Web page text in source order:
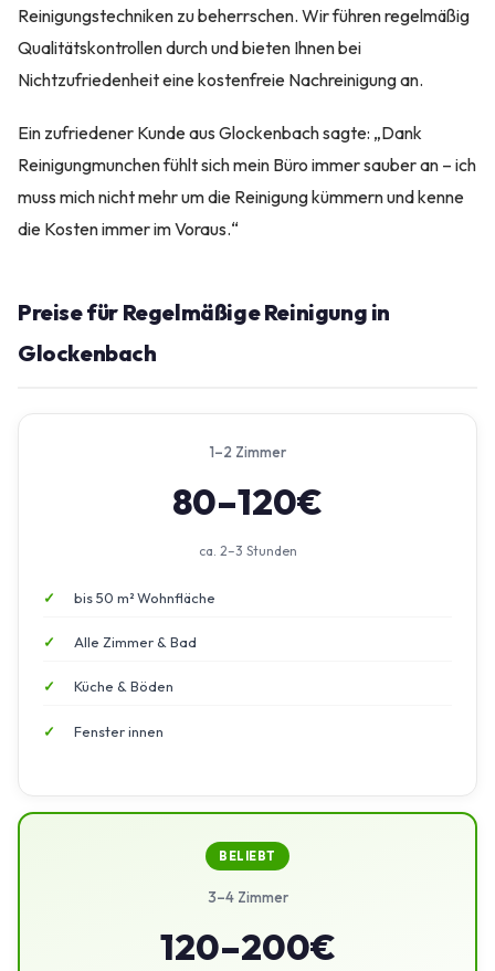
Reinigungstechniken zu beherrschen. Wir führen regelmäßig
Qualitätskontrollen durch und bieten Ihnen bei
Nichtzufriedenheit eine kostenfreie Nachreinigung an.
Ein zufriedener Kunde aus Glockenbach sagte: „Dank
Reinigungmunchen fühlt sich mein Büro immer sauber an – ich
muss mich nicht mehr um die Reinigung kümmern und kenne
die Kosten immer im Voraus.“
Preise für Regelmäßige Reinigung in
Glockenbach
1–2 Zimmer
80–120€
ca. 2–3 Stunden
bis 50 m² Wohnfläche
Alle Zimmer & Bad
Küche & Böden
Fenster innen
BELIEBT
3–4 Zimmer
120–200€